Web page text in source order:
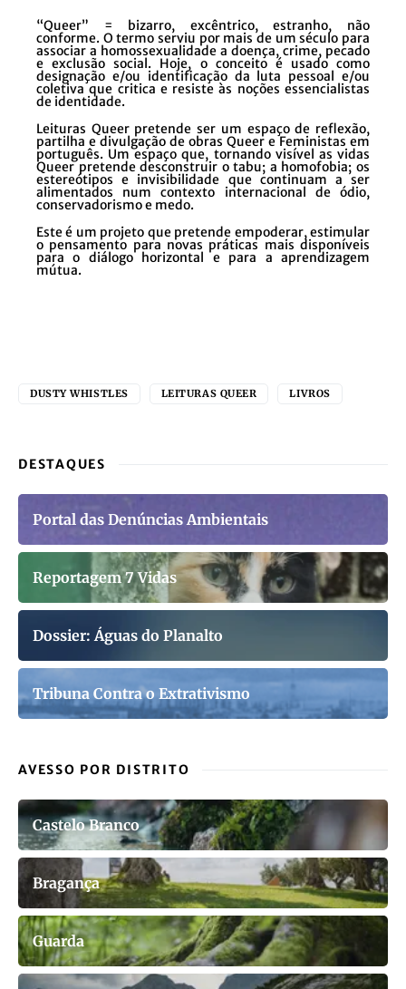
“Queer” = bizarro, excêntrico, estranho, não
conforme. O termo serviu por mais de um século para
associar a homossexualidade a doença, crime, pecado
e exclusão social. Hoje, o conceito é usado como
designação e/ou identificação da luta pessoal e/ou
coletiva que critica e resiste às noções essencialistas
de identidade.
Leituras Queer pretende ser um espaço de reflexão,
partilha e divulgação de obras Queer e Feministas em
português. Um espaço que, tornando visível as vidas
Queer pretende desconstruir o tabu; a homofobia; os
estereótipos e invisibilidade que continuam a ser
alimentados num contexto internacional de ódio,
conservadorismo e medo.
Este é um projeto que pretende empoderar, estimular
o pensamento para novas práticas mais disponíveis
para o diálogo horizontal e para a aprendizagem
mútua.
DUSTY WHISTLES LEITURAS QUEER LIVROS
DESTAQUES
Portal das Denúncias Ambientais
Reportagem 7 Vidas
Dossier: Águas do Planalto
Tribuna Contra o Extrativismo
AVESSO POR DISTRITO
Castelo Branco
Bragança
Guarda